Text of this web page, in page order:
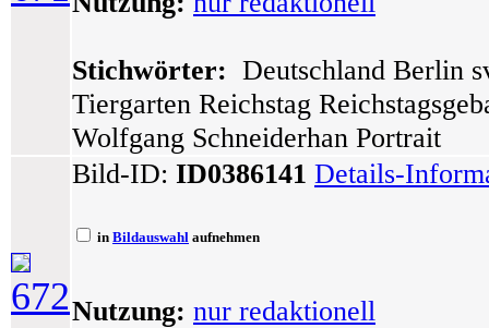
Stichwörter: Deutschland Berlin
Tiergarten Reichstag
Wolfgang Schneiderhan Portrait
672
Bild-ID: ID0386141 Details-
in Bildauswahl aufnehmen
Nutzung: nur redaktionell